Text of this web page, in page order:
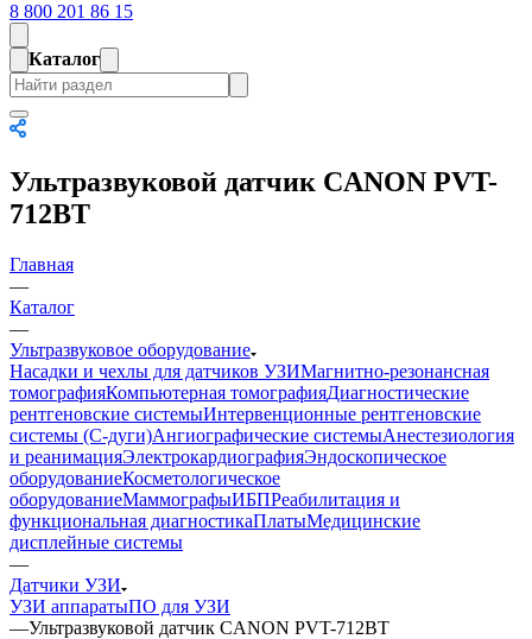
8 800 201 86 15
Каталог
Ультразвуковой датчик CANON PVT-
712BT
Главная
—
Каталог
—
Ультразвуковое оборудование
Насадки и чехлы для датчиков УЗИМагнитно-резонансная
томографияКомпьютерная томографияДиагностические
рентгеновские системыИнтервенционные рентгеновские
системы (С-дуги)Ангиографические системыАнестезиология
и реанимацияЭлектрокардиографияЭндоскопическое
оборудованиеКосметологическое
оборудованиеМаммографыИБПРеабилитация и
функциональная диагностикаПлатыМедицинские
дисплейные системы
—
Датчики УЗИ
УЗИ аппаратыПО для УЗИ
—Ультразвуковой датчик CANON PVT-712BT